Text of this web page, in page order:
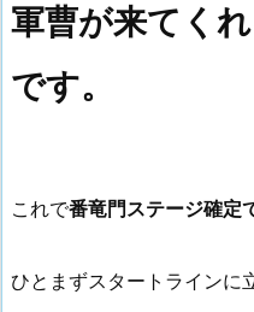
軍曹が来てく
です。
これで番竜門ステージ確定
ひとまずスタートラインに